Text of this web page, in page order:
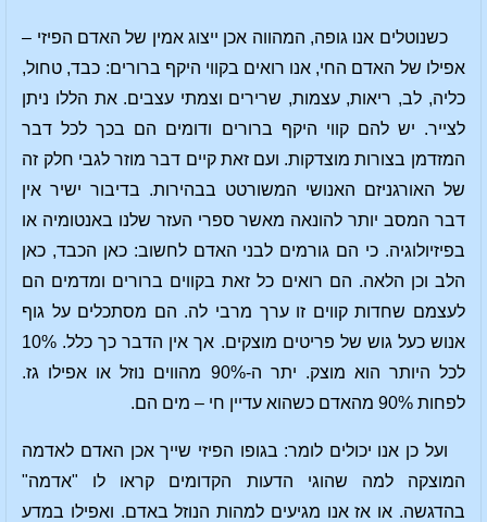
כשנוטלים אנו גופה, המהווה אכן ייצוג אמין של האדם הפיזי –
אפילו של האדם החי, אנו רואים בקווי היקף ברורים: כבד, טחול,
כליה, לב, ריאות, עצמות, שרירים וצמתי עצבים. את הללו ניתן
לצייר. יש להם קווי היקף ברורים ודומים הם בכך לכל דבר
המזדמן בצורות מוצדקות. ועם זאת קיים דבר מוזר לגבי חלק זה
של האורגניזם האנושי המשורטט בבהירות. בדיבור ישיר אין
דבר המסב יותר להונאה מאשר ספרי העזר שלנו באנטומיה או
בפיזיולוגיה. כי הם גורמים לבני האדם לחשוב: כאן הכבד, כאן
הלב וכן הלאה. הם רואים כל זאת בקווים ברורים ומדמים הם
לעצמם שחדות קווים זו ערך מרבי לה. הם מסתכלים על גוף
אנוש כעל גוש של פריטים מוצקים. אך אין הדבר כך כלל. 10%
לכל היותר הוא מוצק. יתר ה-90% מהווים נוזל או אפילו גז.
לפחות 90% מהאדם כשהוא עדיין חי – מים הם.
ועל כן אנו יכולים לומר: בגופו הפיזי שייך אכן האדם לאדמה
המוצקה למה שהוגי הדעות הקדומים קראו לו "אדמה"
בהדגשה. או אז אנו מגיעים למהות הנוזל באדם. ואפילו במדע